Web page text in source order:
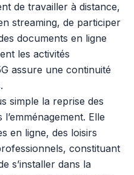
de travailler à distance,
streaming, de participer
documents en ligne
les activités
assure une continuité
simple la reprise des
Elle
en ligne, des loisirs
constituant
s’installer dans la